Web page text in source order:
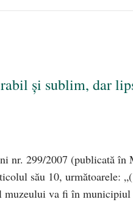
și sublim, dar
nr. 299/2007 (publicată
său 10, următoarele:
muzeului va fi în